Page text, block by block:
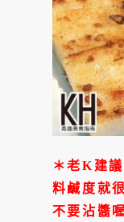
＊老K建
料鹹度就
不要沾醬